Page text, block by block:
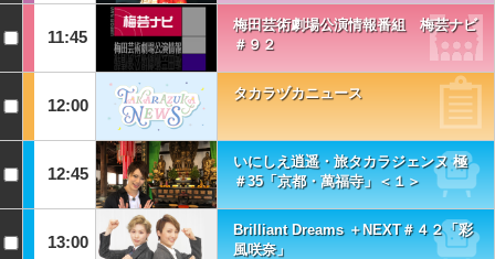
11:45
梅田芸術劇場公演情報番組 梅芸ナビ
＃９２
12:00
タカラヅカニュース
12:45
いにしえ逍遥・旅タカラジェンヌ 極
＃35「京都・萬福寺」＜１＞
13:00
Brilliant Dreams ＋NEXT＃４２「彩
風咲奈」